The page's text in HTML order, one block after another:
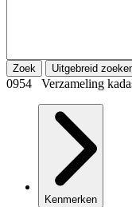
Zoek Uitgebreid
0954 Verzameling
Kenmerken